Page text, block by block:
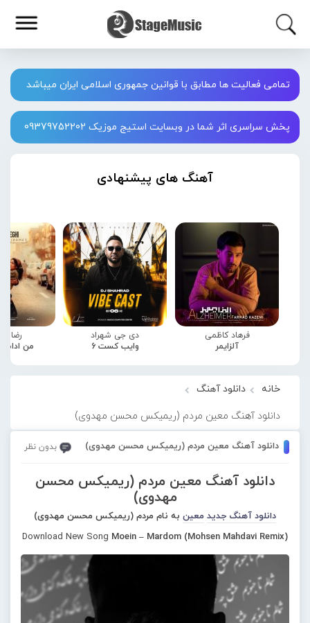
تمامی فعالیت ها مطابق با قوانین جمهوری اسلامی ایران میباشد
پخش سراسری اثر شما در وبسایت استیج موزیک 09379752202
آهنگ های پیشنهادی
فرهاد کاظمی
آلزایمر
دی جی شهراد
وایب کست 6
رضا
من
خانه دانلود آهنگ
دانلود آهنگ معین مردم (ریمیکس محسن مهدوی)
دانلود آهنگ معین مردم (ریمیکس محسن مهدوی) بدون نظر
دانلود آهنگ معین مردم (ریمیکس محسن
مهدوی)
دانلود آهنگ جدید معین به نام مردم (ریمیکس محسن مهدوی)
Download New Song Moein – Mardom (Mohsen Mahdavi Remix)